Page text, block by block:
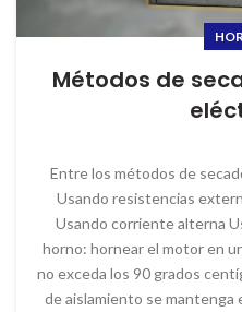
Métodos de
Entre los métodos de
Usando resistencias
Usando corriente alterna
horno: hornear el motor en
no exceda los 90 grados
de aislamiento se mantenga